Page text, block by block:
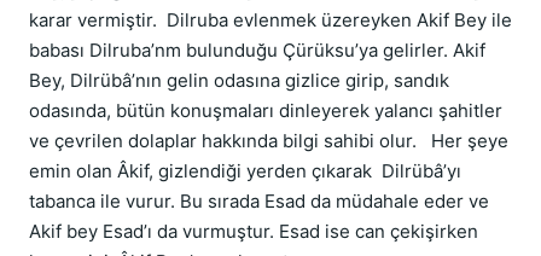
karar vermiştir. Dilruba evlenmek üzereyken Akif Bey ile
babası Dilruba’nm bulunduğu Çürüksu’ya gelirler. Akif
Bey, Dilrübâ’nın gelin odasına gizlice girip, sandık
odasında, bütün konuşmaları dinleyerek yalancı şahitler
ve çevrilen dolaplar hakkında bilgi sahibi olur. Her şeye
emin olan Âkif, gizlendiği yerden çıkarak Dilrübâ’yı
tabanca ile vurur. Bu sırada Esad da müdahale eder ve
Akif bey Esad’ı da vurmuştur. Esad ise can çekişirken